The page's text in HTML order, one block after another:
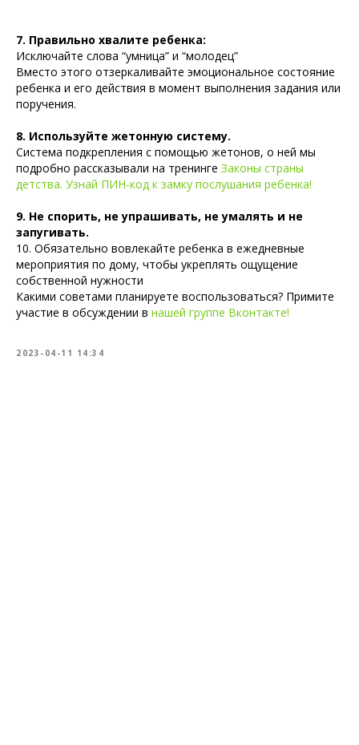
7. Правильно хвалите ребенка:
Исключайте слова “умница” и “молодец”
Вместо этого отзеркаливайте эмоциональное состояние
ребенка и его действия в момент выполнения задания или
поручения.
8. Используйте жетонную систему.
Система подкрепления с помощью жетонов, о ней мы
подробно рассказывали на тренинге Законы страны
детства. Узнай ПИН-код к замку послушания ребенка!
9. Не спорить, не упрашивать, не умалять и не
запугивать.
10. Обязательно вовлекайте ребенка в ежедневные
мероприятия по дому, чтобы укреплять ощущение
собственной нужности
Какими советами планируете воспользоваться? Примите
участие в обсуждении в нашей группе Вконтакте!
2023-04-11 14:34